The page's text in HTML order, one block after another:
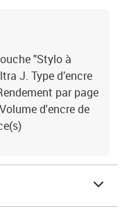
"Stylo à
J. Type d’encre
par page
d'encre de